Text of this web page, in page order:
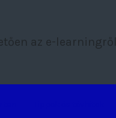
az e-learningről